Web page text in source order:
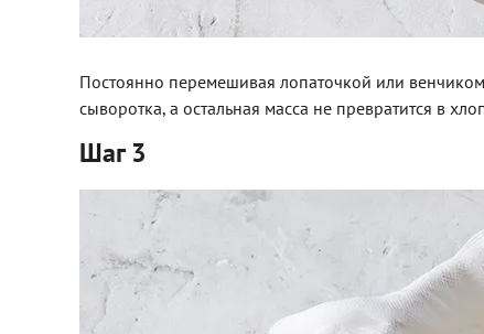
Постоянно перемешивая лопаточкой или
сыворотка, а остальная масса не превратится в
Шаг 3